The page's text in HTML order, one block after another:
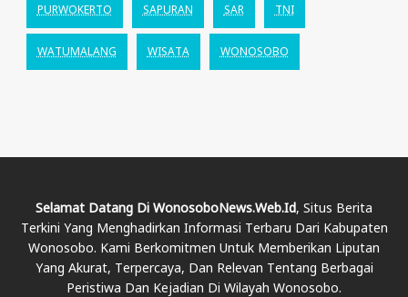
PURWOKERTO SAPURAN SAR TNI
WATUMALANG WISATA WONOSOBO
Selamat Datang Di WonosoboNews.web.id, Situs Berita
Terkini Yang Menghadirkan Informasi Terbaru Dari Kabupaten
Wonosobo. Kami Berkomitmen Untuk Memberikan Liputan
Yang Akurat, Terpercaya, Dan Relevan Tentang Berbagai
Peristiwa Dan Kejadian Di Wilayah Wonosobo.